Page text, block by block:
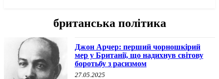
британська політика
Джон Арчер: перший чорношкірий
мер у Британії, що надихнув світову
боротьбу з расизмом
27.05.2025